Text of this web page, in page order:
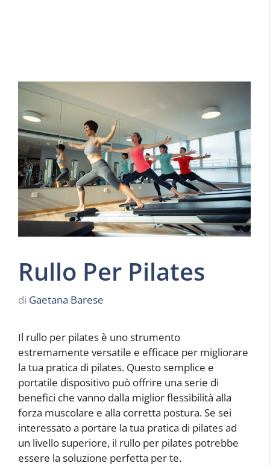
Rullo Per Pilates
di Gaetana Barese
Il rullo per pilates è uno strumento
estremamente versatile e efficace per migliorare
la tua pratica di pilates. Questo semplice e
portatile dispositivo può offrire una serie di
benefici che vanno dalla miglior flessibilità alla
forza muscolare e alla corretta postura. Se sei
interessato a portare la tua pratica di pilates ad
un livello superiore, il rullo per pilates potrebbe
essere la soluzione perfetta per te.